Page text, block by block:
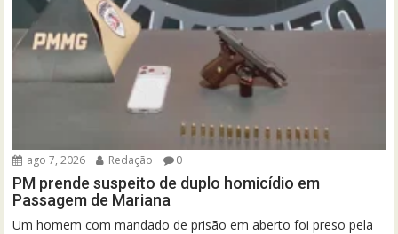
ago 7, 2026 Redação 0
PM prende suspeito de duplo homicídio em
Passagem de Mariana
Um homem com mandado de prisão em aberto foi preso pela